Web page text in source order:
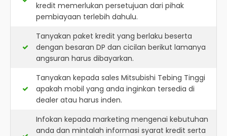
kredit memerlukan persetujuan dari pihak
pembiayaan terlebih dahulu.
Tanyakan paket kredit yang berlaku beserta
dengan besaran DP dan cicilan berikut lamanya
angsuran harus dibayarkan.
Tanyakan kepada sales Mitsubishi Tebing Tinggi
apakah mobil yang anda inginkan tersedia di
dealer atau harus inden.
Infokan kepada marketing mengenai kebutuhan
anda dan mintalah informasi syarat kredit serta